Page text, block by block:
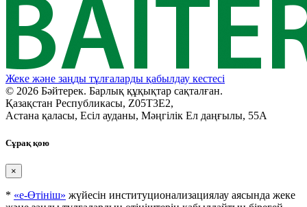
Жеке және заңды тұлғаларды қабылдау кестесі
© 2026 Бәйтерек. Барлық құқықтар сақталған.
Қазақстан Республикасы, Z05T3E2,
Астана қаласы, Есіл ауданы, Мәңгілік Ел даңғылы, 55А
Сұрақ қою
×
* «е-Өтініш» жүйесін институционализациялау аясында жеке